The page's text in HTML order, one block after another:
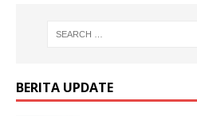
BERITA UPDATE